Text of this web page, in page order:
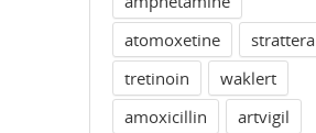
atomoxetine
strattera
tretinoin
waklert
amoxicillin
artvigil